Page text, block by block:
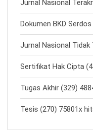
Jurnal Nasional
Dokumen BKD
Jurnal Nasional
Sertifikat Hak Cipta
Tugas Akhir (329)
Tesis (270) 75801x